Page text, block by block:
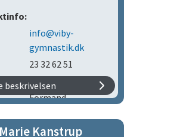
info@viby-
gymnastik.dk
23 32 62 51
Formand
Bestyrelsesmedlem
beskrivelsen
Marie Kanstrup